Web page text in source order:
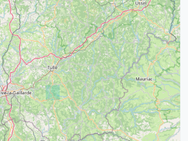
4
15
21
14
32
39
52 68
43